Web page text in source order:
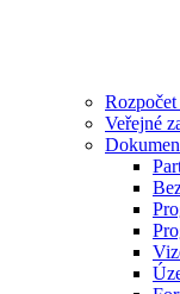
Rozpočet
Veřejné